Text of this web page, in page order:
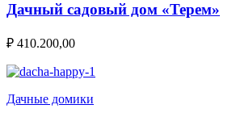
Дачный садовый дом «Терем»
₽ 410.200,00
Дачные домики